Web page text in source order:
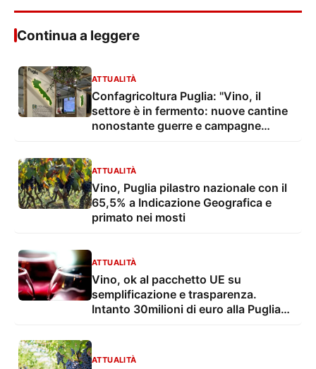
Continua a leggere
ATTUALITÀ
Confagricoltura Puglia: "Vino, il
settore è in fermento: nuove cantine
nonostante guerre e campagne
ATTUALITÀ
Vino, Puglia pilastro nazionale con il
65,5% a Indicazione Geografica e
primato nei mosti
ATTUALITÀ
Vino, ok al pacchetto UE su
semplificazione e trasparenza.
Intanto 30milioni di euro alla Puglia
ATTUALITÀ